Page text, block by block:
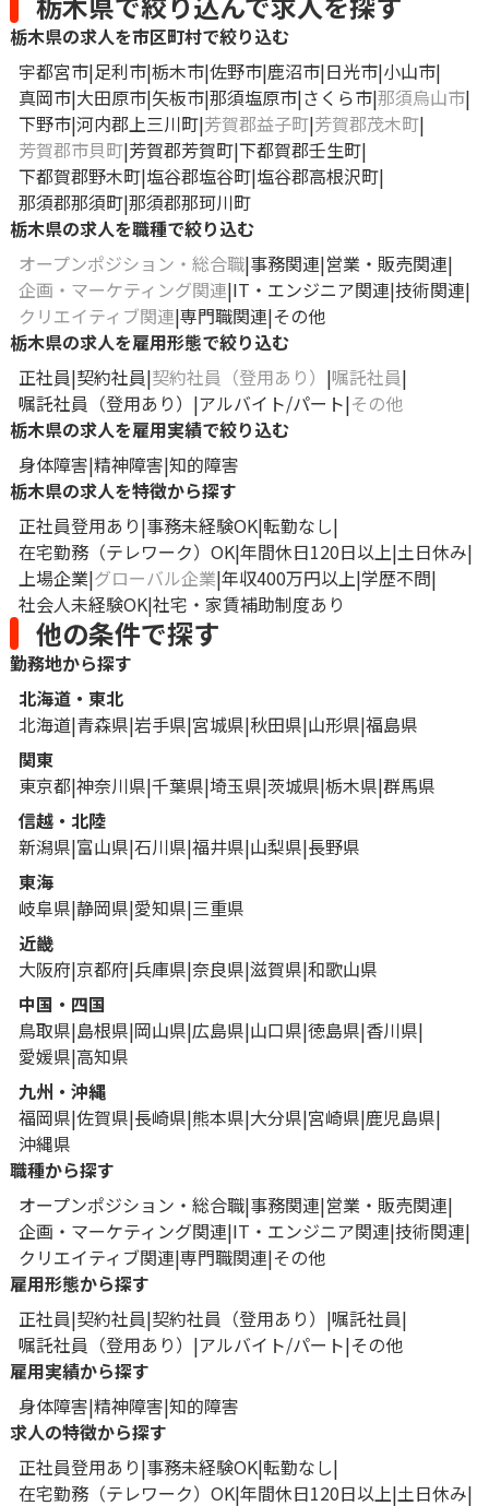
栃木県の求人を市区町村で絞り込む
宇都宮市 足利市 栃木市 佐野市 鹿沼市 日光市 小山市
真岡市 大田原市 矢板市 那須塩原市 さくら市 那須烏山市
下野市 河内郡上三川町 芳賀郡益子町 芳賀郡茂木町
芳賀郡市貝町 芳賀郡芳賀町 下都賀郡壬生町
下都賀郡野木町 塩谷郡塩谷町 塩谷郡高根沢町
那須郡那須町 那須郡那珂川町
栃木県の求人を職種で絞り込む
オープンポジション・総合職 事務関連 営業・販売関連
企画・マーケティング関連 IT・エンジニア関連 技術関連
クリエイティブ関連 専門職関連 その他
栃木県の求人を雇用形態で絞り込む
正社員 契約社員 契約社員（登用あり）
嘱託社員
嘱託社員（登用あり）
アルバイト/パート その他
栃木県の求人を雇用実績で絞り込む
身体障害 精神障害 知的障害
栃木県の求人を特徴から探す
正社員登用あり 事務未経験OK 転勤なし
在宅勤務（テレワーク）OK 年間休日120日以上 土日休み
上場企業 グローバル企業 年収400万円以上 学歴不問
社会人未経験OK 社宅・家賃補助制度あり
他の条件で探す
勤務地から探す
北海道・東北
北海道 青森県 岩手県 宮城県 秋田県 山形県 福島県
関東
東京都 神奈川県 千葉県 埼玉県 茨城県 栃木県 群馬県
信越・北陸
新潟県 富山県 石川県 福井県 山梨県 長野県
東海
岐阜県 静岡県 愛知県 三重県
近畿
大阪府 京都府 兵庫県 奈良県 滋賀県 和歌山県
中国・四国
鳥取県 島根県 岡山県 広島県 山口県 徳島県 香川県
愛媛県 高知県
九州・沖縄
福岡県 佐賀県 長崎県 熊本県 大分県 宮崎県 鹿児島県
沖縄県
職種から探す
オープンポジション・総合職 事務関連 営業・販売関連
企画・マーケティング関連 IT・エンジニア関連 技術関連
クリエイティブ関連 専門職関連 その他
雇用形態から探す
正社員 契約社員 契約社員（登用あり）
嘱託社員
嘱託社員（登用あり）
アルバイト/パート その他
雇用実績から探す
身体障害 精神障害 知的障害
求人の特徴から探す
正社員登用あり 事務未経験OK 転勤なし
在宅勤務（テレワーク）OK 年間休日120日以上 土日休み